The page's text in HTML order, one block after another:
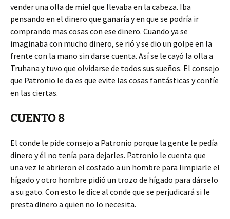
vender una olla de miel que llevaba en la cabeza. Iba
pensando en el dinero que ganaría y en que se podría ir
comprando mas cosas con ese dinero. Cuando ya se
imaginaba con mucho dinero, se rió y se dio un golpe en la
frente con la mano sin darse cuenta. Así se le cayó la olla a
Truhana y tuvo que olvidarse de todos sus sueños. El consejo
que Patronio le da es que evite las cosas fantásticas y confíe
en las ciertas.
CUENTO 8
El conde le pide consejo a Patronio porque la gente le pedía
dinero y él no tenía para dejarles. Patronio le cuenta que
una vez le abrieron el costado a un hombre para limpiarle el
hígado y otro hombre pidió un trozo de hígado para dárselo
a su gato. Con esto le dice al conde que se perjudicará si le
presta dinero a quien no lo necesita.